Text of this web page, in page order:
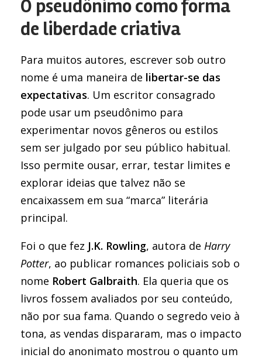
O pseudônimo como forma
de liberdade criativa
Para muitos autores, escrever sob outro
nome é uma maneira de libertar-se das
expectativas. Um escritor consagrado
pode usar um pseudônimo para
experimentar novos gêneros ou estilos
sem ser julgado por seu público habitual.
Isso permite ousar, errar, testar limites e
explorar ideias que talvez não se
encaixassem em sua “marca” literária
principal.
Foi o que fez J.K. Rowling, autora de Harry
Potter, ao publicar romances policiais sob o
nome Robert Galbraith. Ela queria que os
livros fossem avaliados por seu conteúdo,
não por sua fama. Quando o segredo veio à
tona, as vendas dispararam, mas o impacto
inicial do anonimato mostrou o quanto um